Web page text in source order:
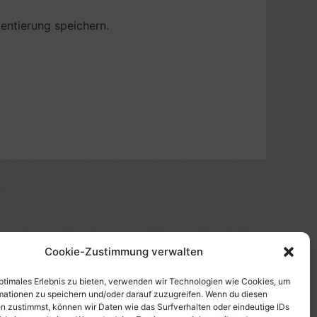
Cookie-Zustimmung verwalten
Erlebnis zu bieten, verwenden wir Technologien wie Cookies, um
zu speichern und/oder darauf zuzugreifen. Wenn du diesen
zustimmst, können wir Daten wie das Surfverhalten oder eindeutige IDs
speichern.
"Amazon-Suche" und/oder mit Sternchen (*):
etwas kaufst, erhalte ich eine Provision. Du zahlst
diese Seite. Als Amazon-Partner verdiene ich an